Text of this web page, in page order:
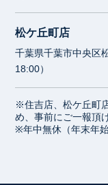
松ケ丘町店
千葉県千葉市中央区
18:00）
※住吉店、松ケ丘町
め、事前にご一報頂
※年中無休（年末年